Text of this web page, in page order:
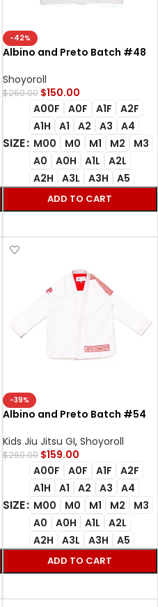
-42%
Albino and Preto Batch #48
Shoyoroll
$260.00 $150.00
SIZE
A00F A0F A1F
A2F
A1H
A1 A2 A3
A4
M00
M0 M1 M2
M3
A0
A0H A1L
A2L
A2H
A3L A3H A5
ADD TO CART
-39%
Albino and Preto Batch #54
Kids Jiu Jitsu GI, Shoyoroll
$260.00 $159.00
SIZE
A00F A0F A1F
A2F
A1H
A1 A2 A3
A4
M00
M0 M1 M2
M3
A0
A0H A1L
A2L
A2H
A3L A3H A5
ADD TO CART